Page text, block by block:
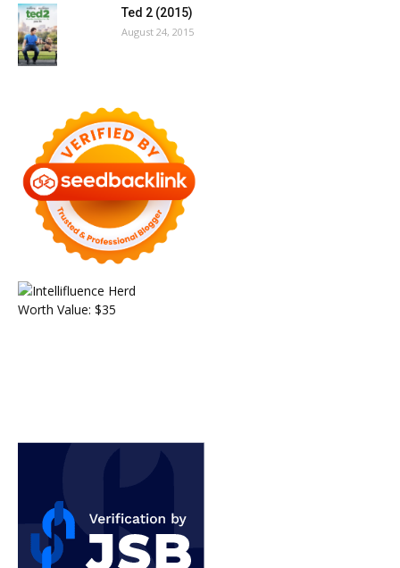
Ted 2 (2015)
August 24, 2015